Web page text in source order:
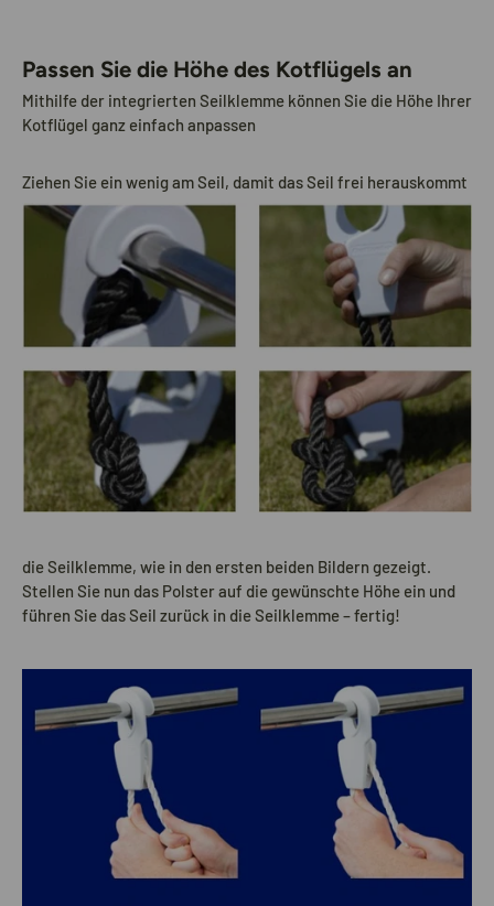
Passen Sie die Höhe des Kotflügels an
Mithilfe der integrierten Seilklemme können Sie die Höhe Ihrer
Kotflügel ganz einfach anpassen
Ziehen Sie ein wenig am Seil, damit das Seil frei herauskommt
die Seilklemme, wie in den ersten beiden Bildern gezeigt.
Stellen Sie nun das Polster auf die gewünschte Höhe ein und
führen Sie das Seil zurück in die Seilklemme – fertig!